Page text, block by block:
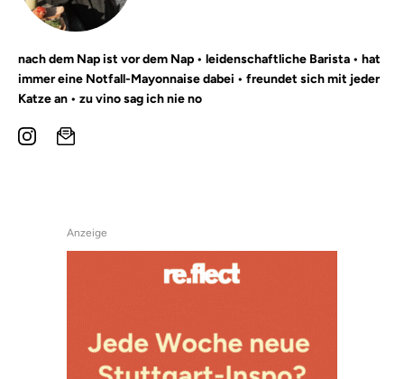
nach dem Nap ist vor dem Nap • leidenschaftliche Barista • hat
immer eine Notfall-Mayonnaise dabei • freundet sich mit jeder
Katze an • zu vino sag ich nie no
Anzeige